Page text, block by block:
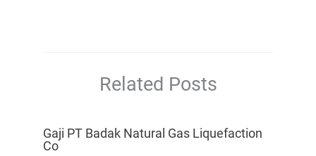
Related Posts
Gaji PT Badak Natural Gas Liquefaction
Co